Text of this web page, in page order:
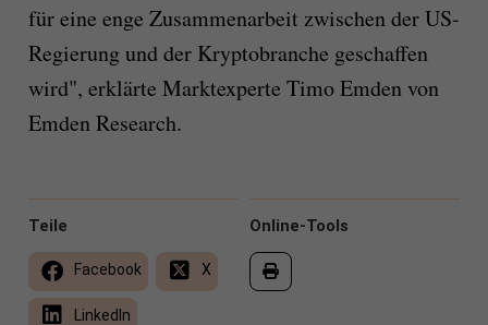
für eine enge Zusammenarbeit zwischen der US-
Regierung und der Kryptobranche geschaffen
wird", erklärte Marktexperte Timo Emden von
Emden Research.
Online-Tools
Teile
Facebook X
LinkedIn